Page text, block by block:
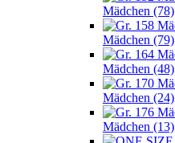
Mädchen (78)
Mädchen (79)
Mädchen (48)
Mädchen (24)
Mädchen (13)